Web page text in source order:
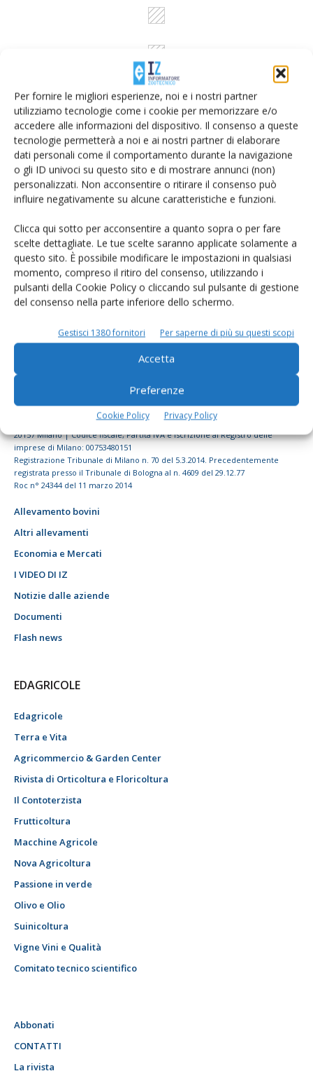
Per fornire le migliori esperienze, noi e i nostri partner
utilizziamo tecnologie come i cookie per memorizzare e/o
accedere alle informazioni del dispositivo. Il consenso a queste
tecnologie permetterà a noi e ai nostri partner di elaborare
dati personali come il comportamento durante la navigazione
o gli ID univoci su questo sito e di mostrare annunci (non)
personalizzati. Non acconsentire o ritirare il consenso può
influire negativamente su alcune caratteristiche e funzioni.
Clicca qui sotto per acconsentire a quanto sopra o per fare
scelte dettagliate. Le tue scelte saranno applicate solamente a
questo sito. È possibile modificare le impostazioni in qualsiasi
momento, compreso il ritiro del consenso, utilizzando i
pulsanti della Cookie Policy o cliccando sul pulsante di gestione
del consenso nella parte inferiore dello schermo.
Gestisci 1380 fornitori Per saperne di più su questi scopi
Accetta
Preferenze
Cookie Policy Privacy Policy
Rimani aggiornato sul mondo
dell’agricoltura
© Tecniche Nuove Spa. Tutti i diritti riservati. Sede legale Via Eritrea 21 -
20157 Milano | Codice fiscale, Partita IVA e Iscrizione al Registro delle
imprese di Milano: 00753480151
Registrazione Tribunale di Milano n. 70 del 5.3.2014. Precedentemente
registrata presso il Tribunale di Bologna al n. 4609 del 29.12.77
Roc n° 24344 del 11 marzo 2014
Allevamento bovini
Altri allevamenti
Economia e Mercati
I VIDEO DI IZ
Notizie dalle aziende
Documenti
Flash news
EDAGRICOLE
Edagricole
Terra e Vita
Agricommercio & Garden Center
Rivista di Orticoltura e Floricoltura
Il Contoterzista
Frutticoltura
Macchine Agricole
Nova Agricoltura
Passione in verde
Olivo e Olio
Suinicoltura
Vigne Vini e Qualità
Comitato tecnico scientifico
Abbonati
CONTATTI
La rivista